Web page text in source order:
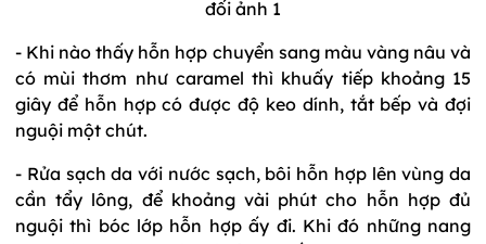
- Khi nào thấy hỗn hợp chuyển sang màu vàng nâu và
có mùi thơm như caramel thì khuấy tiếp khoảng 15
giây để hỗn hợp có được độ keo dính, tắt bếp và đợi
nguội một chút.
- Rửa sạch da với nước sạch, bôi hỗn hợp lên vùng da
cần tẩy lông, để khoảng vài phút cho hỗn hợp đủ
nguội thì bóc lớp hỗn hợp ấy đi. Khi đó những nang